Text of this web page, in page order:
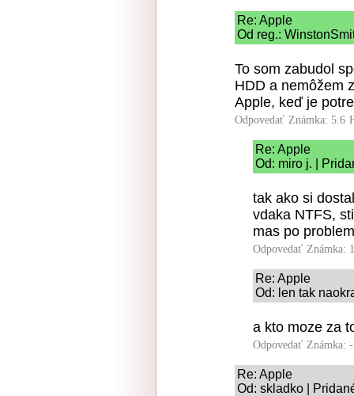
Re: Apple
Od reg.:
To som zabudol
HDD a nemôžem
Apple, keď je
Odpovedať Známka: 5.6
Re: Apple
Od: miro j. |
tak ako si
vdaka NTFS,
mas po
Odpovedať Známka:
Re: Apple
Od: len tak
a kto moze za
Odpovedať Známka:
Re: Apple
Od: skladko |